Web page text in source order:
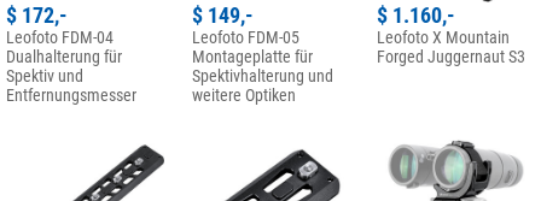
$ 172,-
Leofoto FDM-04
Dualhalterung für
Spektiv und
Entfernungsmesser
$ 149,-
Leofoto FDM-05
Montageplatte für
Spektivhalterung und
weitere Optiken
$ 1.160,-
Leofoto X Mountain
Forged Juggernaut S3